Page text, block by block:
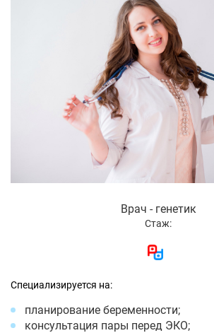
Врач - генетик
Стаж:
Специализируется на:
планирование беременности;
консультация пары перед ЭКО;